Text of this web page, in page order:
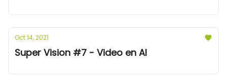
Oct 14, 2021
Super Vision #7 - Video en AI